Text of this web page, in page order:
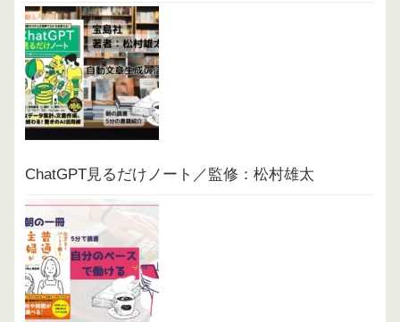
ChatGPT見るだけノート／監修：松村雄太